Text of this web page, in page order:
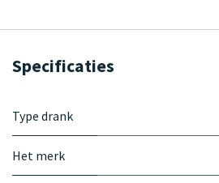
Specificaties
Type drank
Het merk